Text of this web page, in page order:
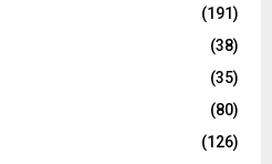
(191)
(38)
(35)
(80)
(126)